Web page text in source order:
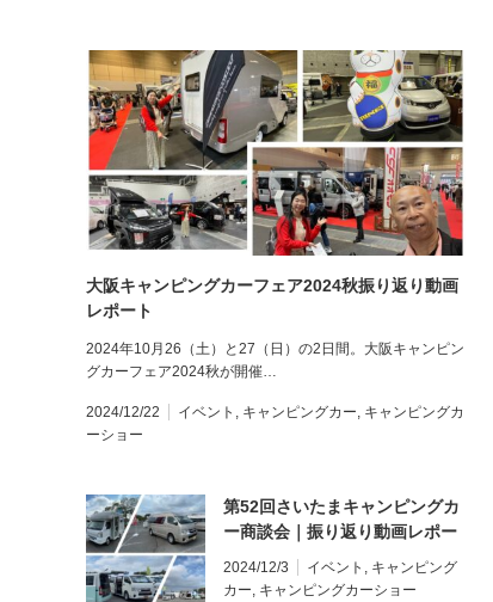
大阪キャンピングカーフェア2024秋振り返り動画
レポート
2024年10月26（土）と27（日）の2日間。大阪キャンピン
グカーフェア2024秋が開催…
2024/12/22 イベント , キャンピングカー, キャンピングカ
ーショー
第52回さいたまキャンピングカ
ー商談会｜振り返り動画レポー
2024/12/3 イベント , キャンピング
カー, キャンピングカーショー